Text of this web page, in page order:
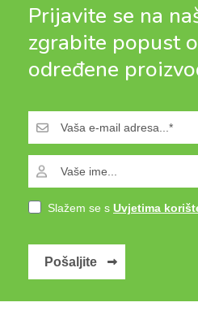
Prijavite se na
zgrabite popust
određene
Slažem se s Uvjetima
Pošaljite